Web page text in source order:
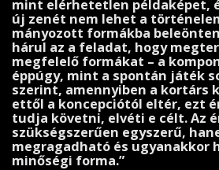
mint elérhetetlen példaképet,
új zenét nem lehet a
mányozott formákba
hárul az a feladat, hogy
megfelelő for­mákat – a
éppúgy, mint a spontán játék
szerint, amennyiben a kortárs
ettől a koncepciótól eltér, ezt
tudja követni, elvéti e célt. Az
szükségszerűen egyszerű,
megragadható és ugyanakkor
minőségi forma.”